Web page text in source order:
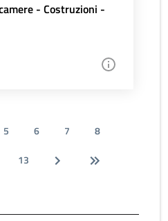
- Costruzioni -
5 6 7
8
13